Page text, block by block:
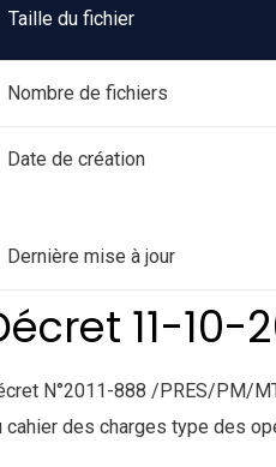
Taille du fichier
Nombre de fichiers
Date de création
Dernière mise à jour
11-10-
N°2011-888 /PRES/PM/
cahier des charges type des